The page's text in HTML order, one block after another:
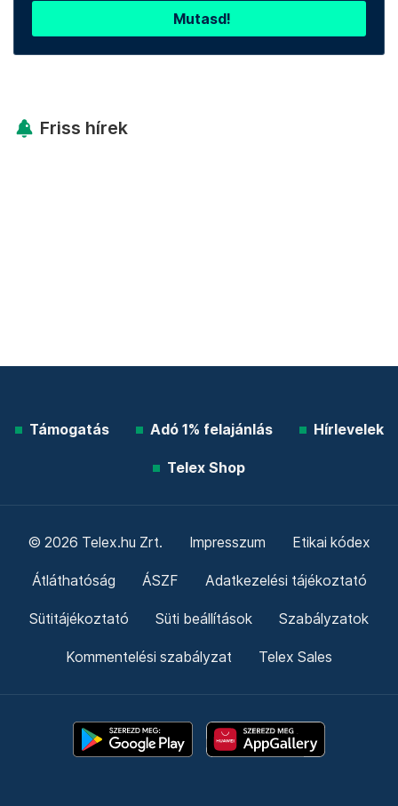
Mutasd!
Friss hírek
Támogatás Adó 1% felajánlás Hírlevelek
Telex Shop
© 2026 Telex.hu Zrt. Impresszum Etikai kódex
Átláthatóság ÁSZF Adatkezelési tájékoztató
Sütitájékoztató Süti beállítások Szabályzatok
Kommentelési szabályzat Telex Sales